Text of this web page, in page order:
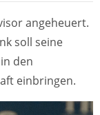
angeheuert.
soll seine
den
einbringen.